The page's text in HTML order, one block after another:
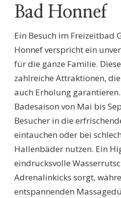
Bad Honnef
Ein Besuch im Freizeitbad
Honnef verspricht ein
für die ganze Familie.
zahlreiche Attraktionen,
auch Erholung
Badesaison von Mai bis
Besucher in die
eintauchen oder bei
Hallenbäder nutzen. Ein
eindrucksvolle
Adrenalinkicks sorgt,
entspannenden